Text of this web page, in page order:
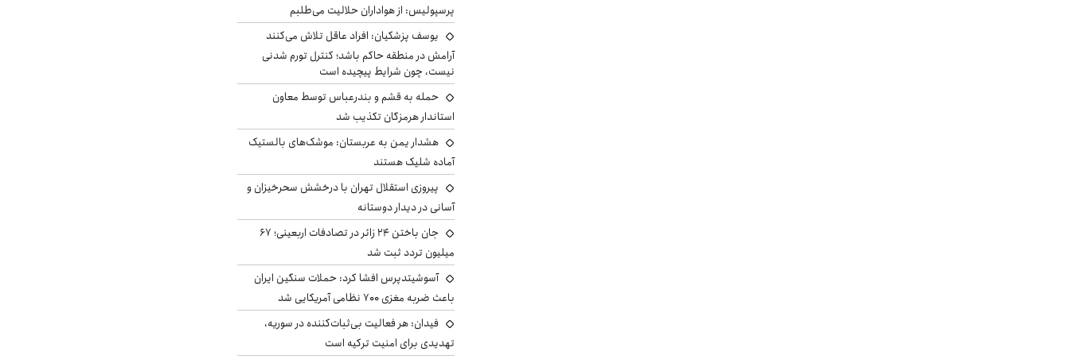
پرسپولیس: از هواداران حلالیت می‌طلبم
یوسف پزشکیان: افراد عاقل تلاش می‌کنند
آرامش در منطقه حاکم باشد؛ کنترل تورم شدنی
نیست، چون شرایط پیچیده است
حمله به قشم و بندرعباس توسط معاون
استاندار هرمزگان تکذیب شد
هشدار یمن به عربستان: موشک‌های بالستیک
آماده شلیک هستند
پیروزی استقلال تهران با درخشش سحرخیزان و
آسانی در دیدار دوستانه
جان باختن ۲۴ زائر در تصادفات اربعینی؛ ۶۷
میلیون تردد ثبت شد
آسوشیتدپرس افشا کرد: حملات سنگین ایران
باعث ضربه مغزی ۷۰۰ نظامی آمریکایی شد
فیدان: هر فعالیت بی‌ثبات‌کننده در سوریه،
تهدیدی برای امنیت ترکیه است